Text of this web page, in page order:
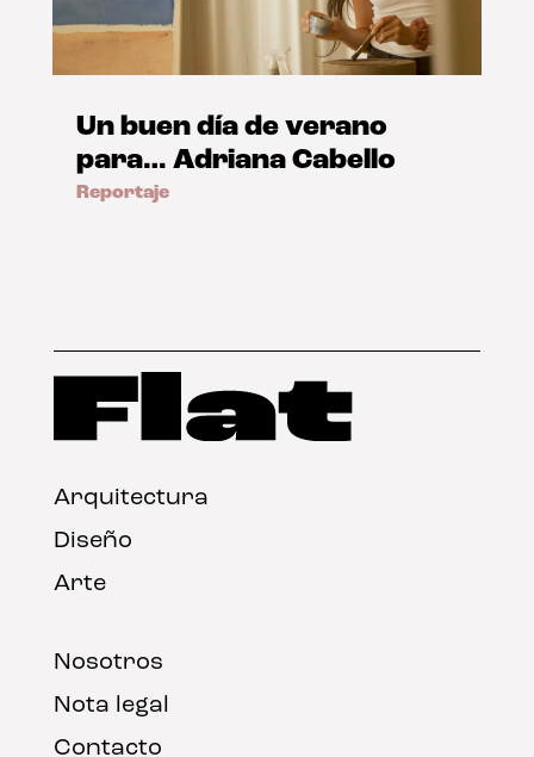
Un buen día de verano
para… Adriana Cabello
Reportaje
Arquitectura
Diseño
Arte
Nosotros
Nota legal
Contacto